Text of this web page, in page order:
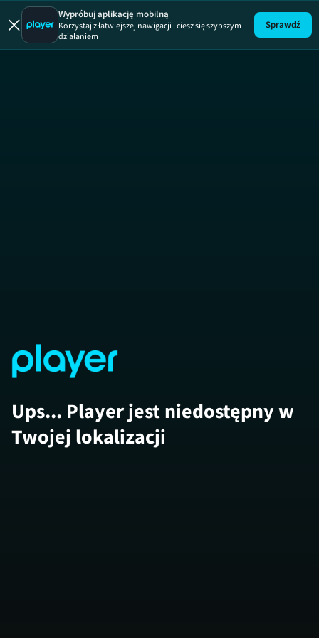
Wypróbuj aplikację mobilną
Korzystaj z łatwiejszej nawigacji i ciesz się szybszym
działaniem
Sprawdź
Ups... Player jest niedostępny w
Twojej lokalizacji